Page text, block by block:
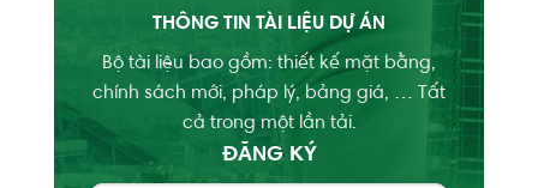
THÔNG TIN TÀI LIỆU DỰ ÁN
Bộ tài liệu bao gồm: thiết kế mặt bằng,
chính sách mới, pháp lý, bảng giá, … Tất
cả trong một lần tải.
ĐĂNG KÝ